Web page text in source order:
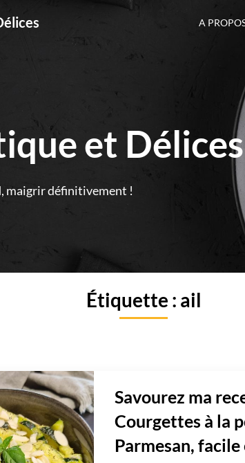
A
et Délices
maigrir définitivement !
Étiquette : ail
Savourez ma
Courgettes à la
Parmesan,